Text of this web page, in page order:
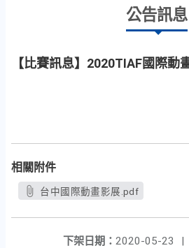
公告訊息
【比賽訊息】2020TIAF國際動
相關附件
台中國際動畫影展.pdf
下架日期： 2020-05-23
|